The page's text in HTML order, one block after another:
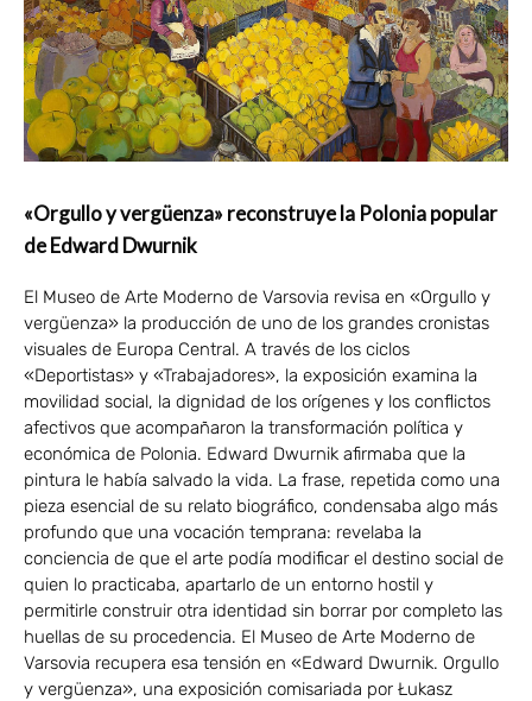
«Orgullo y vergüenza» reconstruye la Polonia popular
de Edward Dwurnik
El Museo de Arte Moderno de Varsovia revisa en «Orgullo y
vergüenza» la producción de uno de los grandes cronistas
visuales de Europa Central. A través de los ciclos
«Deportistas» y «Trabajadores», la exposición examina la
movilidad social, la dignidad de los orígenes y los conflictos
afectivos que acompañaron la transformación política y
económica de Polonia. Edward Dwurnik afirmaba que la
pintura le había salvado la vida. La frase, repetida como una
pieza esencial de su relato biográfico, condensaba algo más
profundo que una vocación temprana: revelaba la
conciencia de que el arte podía modificar el destino social de
quien lo practicaba, apartarlo de un entorno hostil y
permitirle construir otra identidad sin borrar por completo las
huellas de su procedencia. El Museo de Arte Moderno de
Varsovia recupera esa tensión en «Edward Dwurnik. Orgullo
y vergüenza», una exposición comisariada por Łukasz